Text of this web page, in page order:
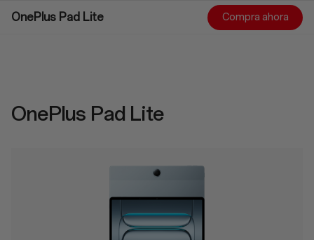
OnePlus
Specs
OnePlus Pad Lite Compra ahora
OnePlus Pad Lite